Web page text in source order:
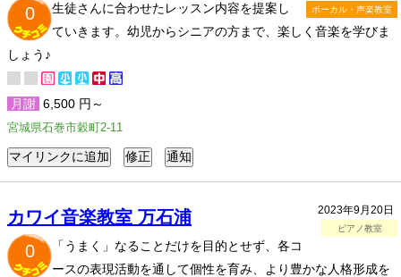
ボーカル・声楽教室
0
生徒さんに合わせたレッスン内容を提案し
ていきます。幼児からシニアの方まで、楽しく音楽を学びま
しょう♪
月謝 6,500 円～
宮城県石巻市穀町2-11
2023年9月20日
ピアノ教室
カワイ音楽教室 万石浦
0
「うまく」なることだけを目的とせず、各コ
ースの表現活動を通して個性を育み、より豊かな人格形成を